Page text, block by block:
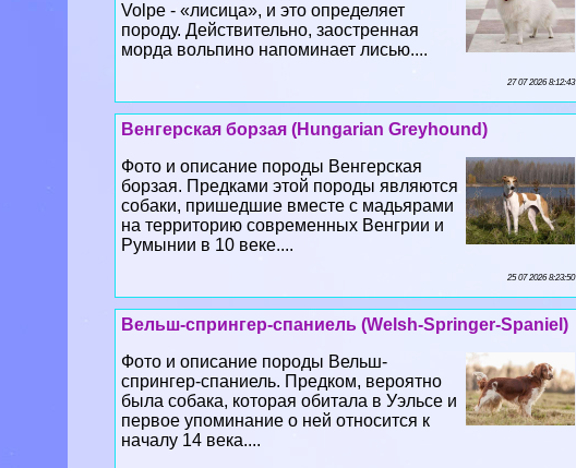
27 07 2026 8:12:43
Венгерская борзая (Hungarian Greyhound)
борзая. Предками этой породы являются
собаки, пришедшие вместе с мадьярами
на территорию современных Венгрии и
Румынии в 10 веке....
25 07 2026 8:23:50
Вельш-спрингер-спаниель (Welsh-Springer-Spaniel)
спрингер-спаниель. Предком, вероятно
была собака, которая обитала в Уэльсе и
первое упоминание о ней относится к
началу 14 века....
23 07 2026 5:52:26
Вельш-терьер (Welsh Terrier)